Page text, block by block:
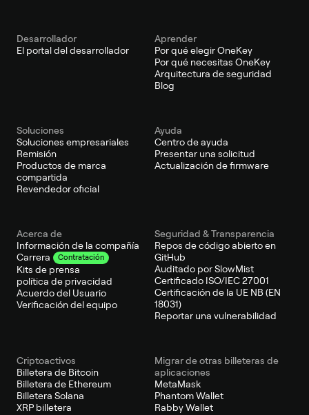
Desarrollador
El portal del desarrollador
Aprender
Por qué elegir OneKey
Por qué necesitas OneKey
Arquitectura de seguridad
Blog
Soluciones
Soluciones empresariales
Remisión
Productos de marca
compartida
Revendedor oficial
Ayuda
Centro de ayuda
Presentar una solicitud
Actualización de firmware
Acerca de
Información de la compañía
Carrera
Contratación
Kits de prensa
política de privacidad
Acuerdo del Usuario
Verificación del equipo
Seguridad & Transparencia
Repos de código abierto en
GitHub
Auditado por SlowMist
Certificado ISO/IEC 27001
Certificación de la UE NB (EN
18031)
Reportar una vulnerabilidad
Criptoactivos
Billetera de Bitcoin
Billetera de Ethereum
Billetera Solana
XRP billetera
Migrar de otras billeteras de
aplicaciones
MetaMask
Phantom Wallet
Rabby Wallet